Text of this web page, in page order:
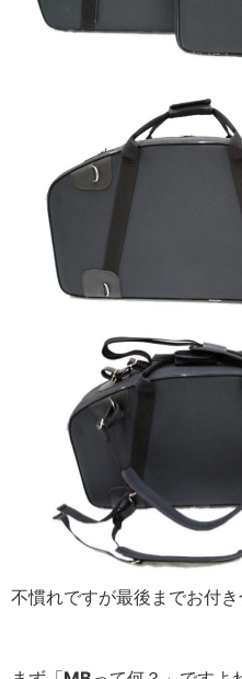
不慣れですが最後までお付